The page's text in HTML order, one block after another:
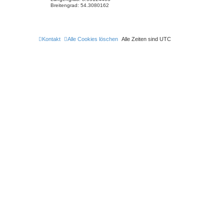
Breitengrad: 54.3080162
Alle Zeiten sind UTC
Alle Cookies löschen
Kontakt